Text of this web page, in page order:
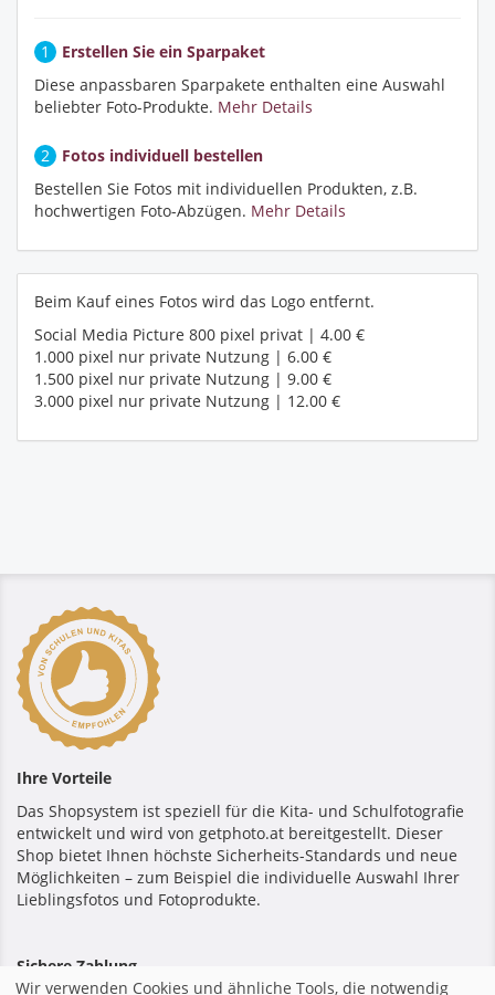
1
Erstellen Sie ein Sparpaket
Diese anpassbaren Sparpakete enthalten eine Auswahl
beliebter Foto-Produkte. Mehr Details
2
Fotos individuell bestellen
Bestellen Sie Fotos mit individuellen Produkten, z.B.
hochwertigen Foto-Abzügen. Mehr Details
Beim Kauf eines Fotos wird das Logo entfernt.
Social Media Picture 800 pixel privat | 4.00 €
1.000 pixel nur private Nutzung | 6.00 €
1.500 pixel nur private Nutzung | 9.00 €
3.000 pixel nur private Nutzung | 12.00 €
Ihre Vorteile
Das Shopsystem ist speziell für die Kita- und Schulfotografie
entwickelt und wird von getphoto.at bereitgestellt. Dieser
Shop bietet Ihnen höchste Sicherheits-Standards und neue
Möglichkeiten – zum Beispiel die individuelle Auswahl Ihrer
Lieblingsfotos und Fotoprodukte.
Sichere Zahlung
Wir verwenden Cookies und ähnliche Tools, die notwendig